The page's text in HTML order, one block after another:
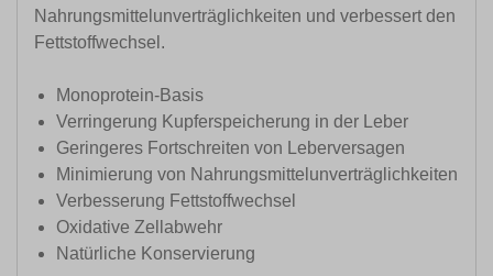
Nahrungsmittelunverträglichkeiten und verbessert den
Fettstoffwechsel.
Monoprotein-Basis
Verringerung Kupferspeicherung in der Leber
Geringeres Fortschreiten von Leberversagen
Minimierung von Nahrungsmittelunverträglichkeiten
Verbesserung Fettstoffwechsel
Oxidative Zellabwehr
Natürliche Konservierung